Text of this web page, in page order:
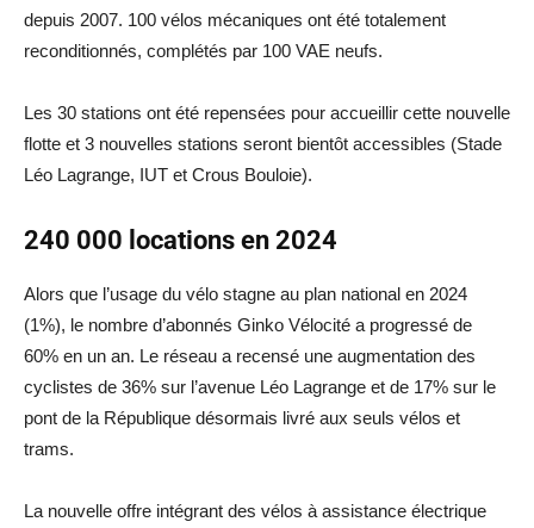
depuis 2007. 100 vélos mécaniques ont été totalement
reconditionnés, complétés par 100 VAE neufs.
Les 30 stations ont été repensées pour accueillir cette nouvelle
flotte et 3 nouvelles stations seront bientôt accessibles (Stade
Léo Lagrange, IUT et Crous Bouloie).
240 000 locations en 2024
Alors que l’usage du vélo stagne au plan national en 2024
(1%), le nombre d’abonnés Ginko Vélocité a progressé de
60% en un an. Le réseau a recensé une augmentation des
cyclistes de 36% sur l’avenue Léo Lagrange et de 17% sur le
pont de la République désormais livré aux seuls vélos et
trams.
La nouvelle offre intégrant des vélos à assistance électrique